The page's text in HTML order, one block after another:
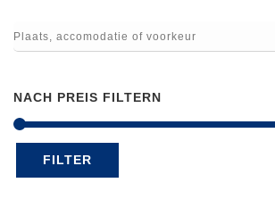
NACH PREIS FILTERN
FILTER